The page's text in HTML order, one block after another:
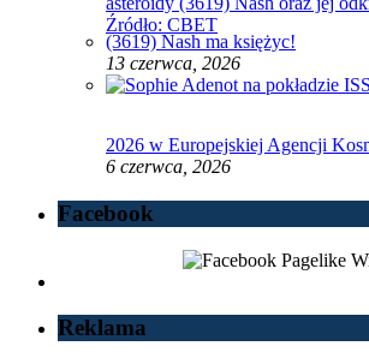
(3619) Nash ma księżyc!
13 czerwca, 2026
2026 w Europejskiej Agencji
6 czerwca, 2026
Facebook
Reklama